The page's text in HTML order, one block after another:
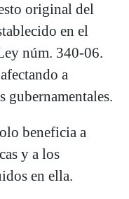
original del
en el
núm. 340-06.
a
gubernamentales.
beneficia a
y a los
en ella.